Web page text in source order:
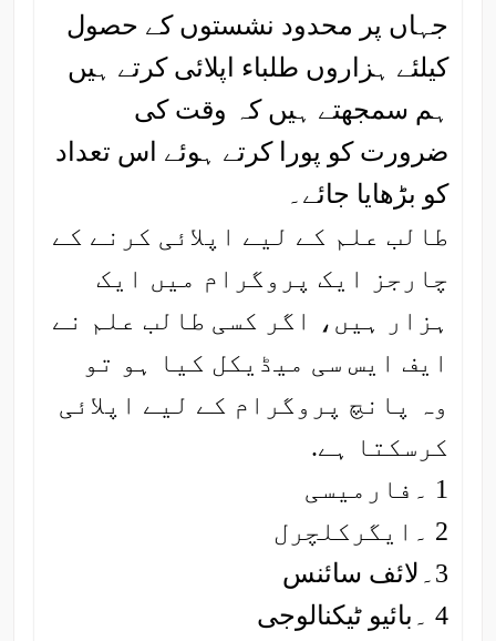
جہاں پر محدود نشستوں کے حصول
کیلئے ہزاروں طلباء اپلائی کرتے ہیں
ہم سمجھتے ہیں کہ وقت کی
ضرورت کو پورا کرتے ہوئے اس تعداد
کو بڑھایا جائے۔
طالب علم کے لیے اپلائی کرنے کے
چارجز ایک پروگرام میں ایک
ہزار ہیں، اگر کسی طالب علم نے
ایف ایس سی میڈیکل کیا ہو تو
وہ پانچ پروگرام کے لیے اپلائی
کرسکتا ہے.
1 ۔فارمیسی
2 ۔ایگرکلچرل
3۔لائف سائنس
4 ۔بائیو ٹیکنالوجی